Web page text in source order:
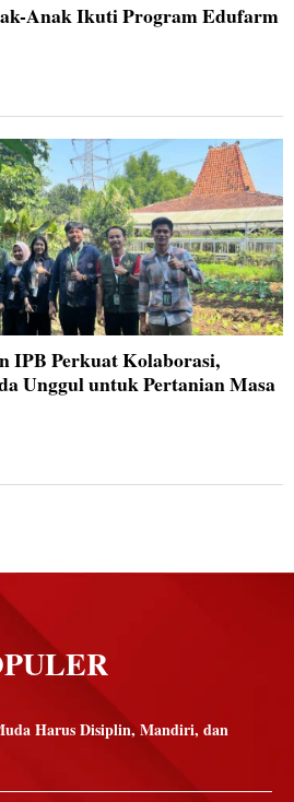
Anak Ikuti Program Edufarm
IPB Perkuat Kolaborasi,
Unggul untuk Pertanian Masa
Harus Disiplin, Mandiri, dan